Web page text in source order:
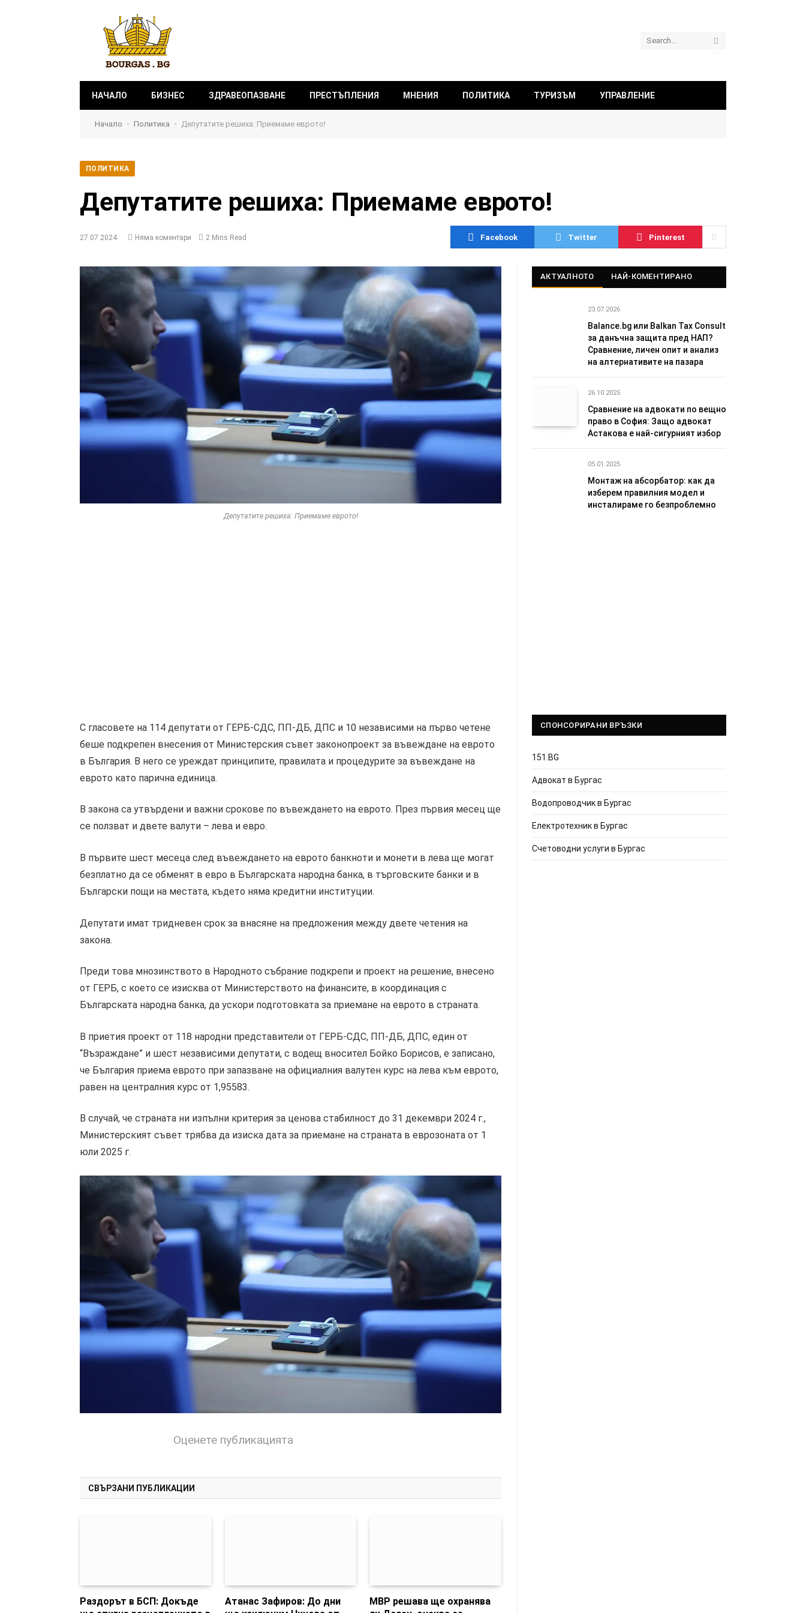
НАЧАЛО БИЗНЕС ЗДРАВЕОПАЗВАНЕ ПРЕСТЪПЛЕНИЯ МНЕНИЯ ПОЛИТИКА ТУРИЗЪМ УПРАВЛЕНИЕ
Начало - Политика - Депутатите решиха: Приемаме еврото!
ПОЛИТИКА
Депутатите решиха: Приемаме еврото!
27.07.2024 Няма коментари 2 Mins Read Facebook Twitter Pinterest
Депутатите решиха: Приемаме еврото!
С гласовете на 114 депутати от ГЕРБ-СДС, ПП-ДБ, ДПС и 10 независими на първо четене
беше подкрепен внесения от Министерския съвет законопроект за въвеждане на еврото
в България. В него се уреждат принципите, правилата и процедурите за въвеждане на
еврото като парична единица.
В закона са утвърдени и важни срокове по въвеждането на еврото. През първия месец ще
се ползват и двете валути – лева и евро.
В първите шест месеца след въвеждането на еврото банкноти и монети в лева ще могат
безплатно да се обменят в евро в Българската народна банка, в търговските банки и в
Български пощи на местата, където няма кредитни институции.
Депутати имат тридневен срок за внасяне на предложения между двете четения на
закона.
Преди това мнозинството в Народното събрание подкрепи и проект на решение, внесено
от ГЕРБ, с което се изисква от Министерството на финансите, в координация с
Българската народна банка, да ускори подготовката за приемане на еврото в страната.
В приетия проект от 118 народни представители от ГЕРБ-СДС, ПП-ДБ, ДПС, един от
“Възраждане” и шест независими депутати, с водещ вносител Бойко Борисов, е записано,
че България приема еврото при запазване на официалния валутен курс на лева към еврото,
равен на централния курс от 1,95583.
В случай, че страната ни изпълни критерия за ценова стабилност до 31 декември 2024 г.,
Министерският съвет трябва да изиска дата за приемане на страната в еврозоната от 1
юли 2025 г.
Оценете публикацията
СВЪРЗАНИ ПУБЛИКАЦИИ
Раздорът в БСП: Докъде
Атанас Зафиров: До дни
МВР решава ще охранява
АКТУАЛНОТО НАЙ-КОМЕНТИРАНО
23.07.2026
Balance.bg или Balkan Tax Consult
за данъчна защита пред НАП?
Сравнение, личен опит и анализ
на алтернативите на пазара
26.10.2025
Сравнение на адвокати по вещно
право в София: Защо адвокат
Астакова е най-сигурният избор
05.01.2025
Монтаж на абсорбатор: как да
изберем правилния модел и
инсталираме го безпроблемно
СПОНСОРИРАНИ ВРЪЗКИ
151.BG
Адвокат в Бургас
Водопроводчик в Бургас
Електротехник в Бургас
Счетоводни услуги в Бургас